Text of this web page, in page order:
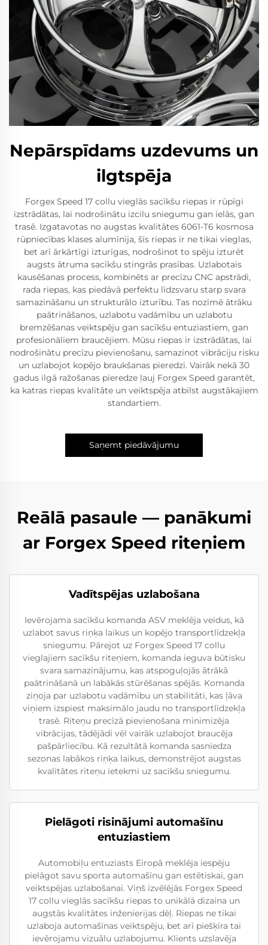
Nepārspīdams uzdevums un
ilgtspēja
Forgex Speed 17 collu vieglās sacīkšu riepas ir rūpīgi
izstrādātas, lai nodrošinātu izcilu sniegumu gan ielās, gan
trasē. Izgatavotas no augstas kvalitātes 6061-T6 kosmosa
rūpniecības klases alumīnija, šīs riepas ir ne tikai vieglas,
bet arī ārkārtīgi izturīgas, nodrošinot to spēju izturēt
augsts ātruma sacīkšu stingrās prasības. Uzlabotais
kausēšanas process, kombinēts ar precīzu CNC apstrādi,
rada riepas, kas piedāvā perfektu līdzsvaru starp svara
samazināšanu un strukturālo izturību. Tas nozīmē ātrāku
paātrināšanos, uzlabotu vadāmību un uzlabotu
bremzēšanas veiktspēju gan sacīkšu entuziastiem, gan
profesionāliem braucējiem. Mūsu riepas ir izstrādātas, lai
nodrošinātu precīzu pievienošanu, samazinot vibrāciju risku
un uzlabojot kopējo braukšanas pieredzi. Vairāk nekā 30
gadus ilgā ražošanas pieredze ļauj Forgex Speed garantēt,
ka katras riepas kvalitāte un veiktspēja atbilst augstākajiem
standartiem.
Saņemt piedāvājumu
Reālā pasaule — panākumi
ar Forgex Speed riteņiem
Vadītspējas uzlabošana
Ievērojama sacīkšu komanda ASV meklēja veidus, kā
uzlabot savus riņķa laikus un kopējo transportlīdzekļa
sniegumu. Pārejot uz Forgex Speed 17 collu
vieglajiem sacīkšu riteņiem, komanda ieguva būtisku
svara samazinājumu, kas atspoguļojās ātrākā
paātrināšanā un labākās stūrēšanas spējās. Komanda
ziņoja par uzlabotu vadāmību un stabilitāti, kas ļāva
viņiem izspiest maksimālo jaudu no transportlīdzekļa
trasē. Riteņu precīzā pievienošana minimizēja
vibrācijas, tādējādi vēl vairāk uzlabojot braucēja
pašpārliecību. Kā rezultātā komanda sasniedza
sezonas labākos riņķa laikus, demonstrējot augstas
kvalitātes riteņu ietekmi uz sacīkšu sniegumu.
Pielāgoti risinājumi automašīnu
entuziastiem
Automobiļu entuziasts Eiropā meklēja iespēju
pielāgot savu sporta automašīnu gan estētiskai, gan
veiktspējas uzlabošanai. Viņš izvēlējās Forgex Speed
17 collu vieglās sacīkšu riepas to unikālā dizaina un
augstās kvalitātes inženierijas dēļ. Riepas ne tikai
uzlaboja automašīnas veiktspēju, bet arī piešķīra tai
ievērojamu vizuālu uzlabojumu. Klients uzslavēja